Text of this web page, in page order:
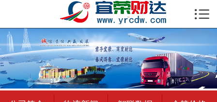
 首页
公司简介
物流新闻
绍兴至全国
